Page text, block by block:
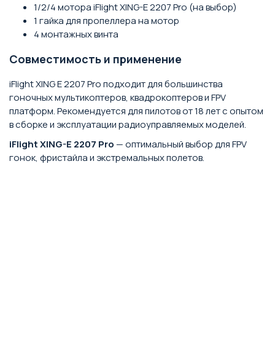
1/2/4 мотора iFlight XING-E 2207 Pro (на выбор)
1 гайка для пропеллера на мотор
4 монтажных винта
Совместимость и применение
iFlight XING E 2207 Pro подходит для большинства
гоночных мультикоптеров, квадрокоптеров и FPV
платформ. Рекомендуется для пилотов от 18 лет с опытом
в сборке и эксплуатации радиоуправляемых моделей.
iFlight XING-E 2207 Pro — оптимальный выбор для FPV
гонок, фристайла и экстремальных полетов.